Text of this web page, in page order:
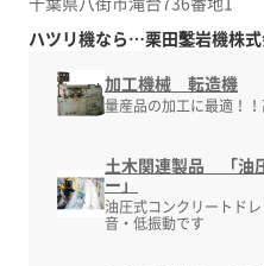
ハツリ機なら…栗田鑿岩機株
加工機械 転造機
量産品の加工に最適！
土木関連製品 「油
ー」
油圧式コンクリートド
音・低振動です